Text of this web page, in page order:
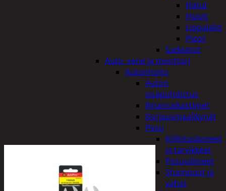
Hatut
Huivit
Lippalakit
Pipot
Sadeasut
Auto, vene ja moottori
Autonhoito
Auton
sisäpuhdistus
Ilmanraikastimet
Korjausmaalikynät
Pesu
Kiillotuskoneet
ja tarvikkeet
Pesuvälineet
Shampoot ja
vahat